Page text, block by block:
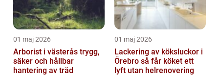
01 maj 2026
Arborist i västerås trygg,
säker och hållbar
hantering av träd
01 maj 2026
Lackering av köksluckor i
Örebro så får köket ett
lyft utan helrenovering